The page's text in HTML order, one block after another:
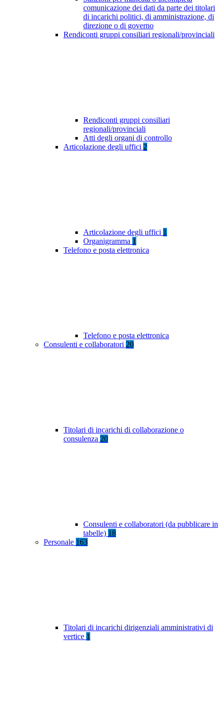
comunicazione dei dati da parte dei titolari
di incarichi politici, di amministrazione, di
direzione o di governo
Rendiconti gruppi consiliari regionali/provinciali
Rendiconti gruppi consiliari
regionali/provinciali
Atti degli organi di controllo
Articolazione degli uffici 2
Articolazione degli uffici 1
Organigramma 1
Telefono e posta elettronica
Telefono e posta elettronica
Consulenti e collaboratori 20
Titolari di incarichi di collaborazione o
consulenza 20
Consulenti e collaboratori (da pubblicare in
tabelle) 18
Personale 163
Titolari di incarichi dirigenziali amministrativi di
vertice 1